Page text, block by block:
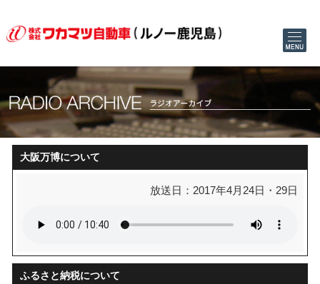
大阪万博について
放送日：2017年4月24日・29日
ふるさと納税について